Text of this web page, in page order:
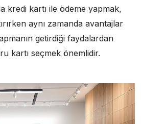
kredi kartı ile ödeme yapmak,
aynı zamanda avantajlar
getirdiği faydalardan
kartı seçmek önemlidir.